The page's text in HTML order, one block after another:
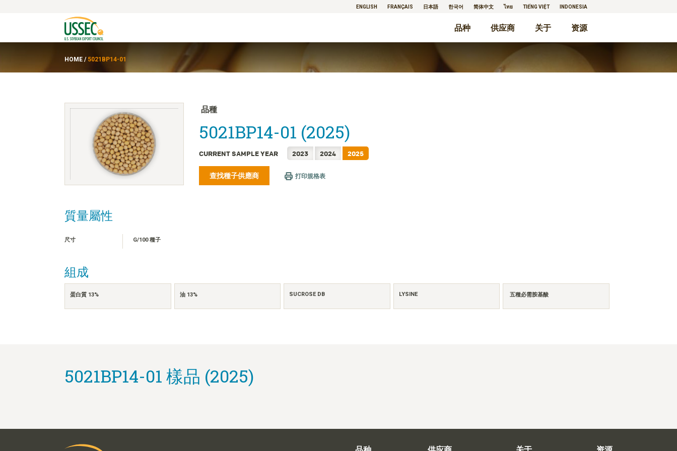
ENGLISH FRANÇAIS 日本語 한국어 简体中文 ไทย TIẾNG VIỆT INDONESIA
品种 供应商 关于 资源
HOME / 5021BP14-01
品種
5021BP14-01 (2025)
CURRENT SAMPLE YEAR 2023 2024 2025
查找種子供應商 打印規格表
質量屬性
尺寸 G/100 種子
組成
蛋白質 13% 油 13% SUCROSE DB LYSINE 五種必需胺基酸
5021BP14-01 樣品 (2025)